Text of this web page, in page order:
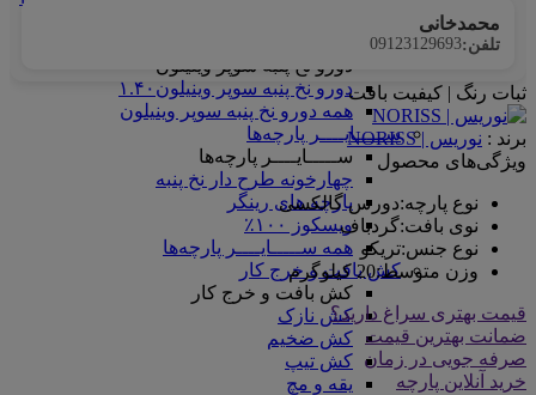
دورو نخ پنبه سوپر وینیلون
دورو نخ پنبه سوپر وینیلون
دورو نخ پنبه سوپر وینیلون۱.۴۰
همه دورو نخ پنبه سوپر وینیلون
ســـــایــــر پارچه‌ها
ســـــایــــر پارچه‌ها
چهارخونه طرح دار نخ پنبه
پارچه های رینگر
ویسکوز ۱۰۰٪
همه ســـــایــــر پارچه‌ها
کش بافت و خرج کار
کش بافت و خرج کار
کش نازک
کش ضخیم
کش تیپ
یقه و مچ
محمدخانی
تلفن:09123129693
ثبات رنگ | کیفیت بافت
برند : نوریس | NORISS
ویژگی‌های محصول
نوع پارچه:دورس گالکسی
نوی بافت:گردباف
نوع جنس:تریکو
وزن متوسط:20 کیلوگرم
قیمت بهتری سراغ دارید؟
ضمانت بهترین قیمت
صرفه جویی در زمان
خرید آنلاین پارچه